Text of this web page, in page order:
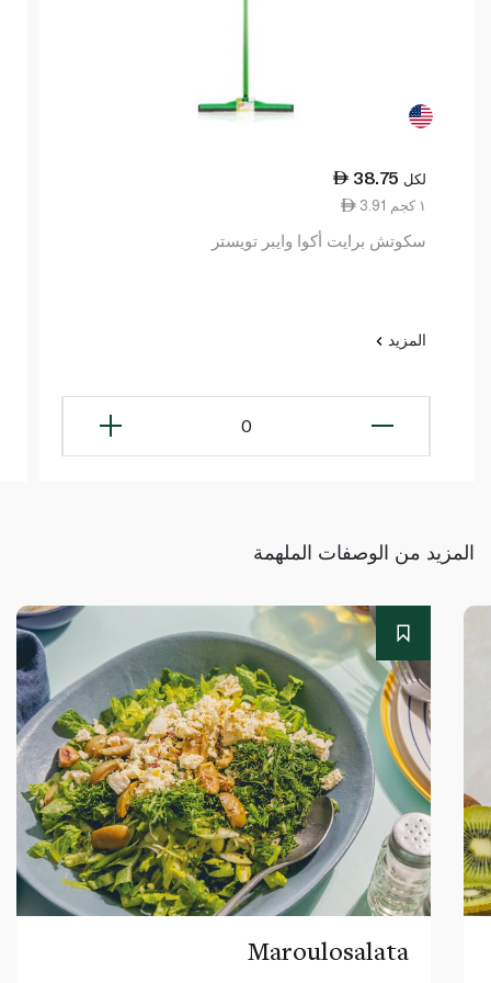
38.75 لكل
3.91 ١ كجم
سكوتش برايت أكوا وايبر تويستر
المزيد
0
المزيد من الوصفات الملهمة
Maroulosalata